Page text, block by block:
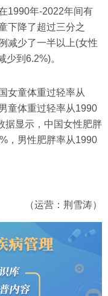
1990年-2022年间有
下降了超过三分之
减少了一半以上(女性
少到6.2%)。
女童体重过轻率从
童体重过轻率从1990
据显示，中国女性肥胖
，男性肥胖率从1990
（运营：荆雪涛）